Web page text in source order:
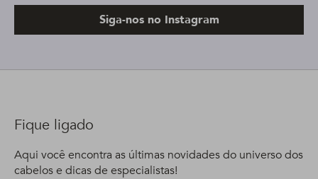
Siga-nos no Instagram
Fique ligado
Aqui você encontra as últimas novidades do universo dos
cabelos e dicas de especialistas!